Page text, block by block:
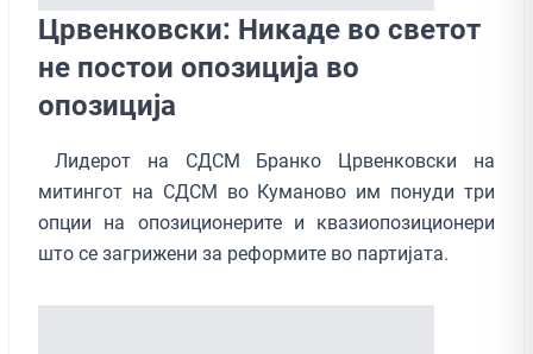
Црвенковски: Никаде во светот
не постои опозиција во
опозиција
Лидерот на СДСМ Бранко Црвенковски на
митингот на СДСМ во Куманово им понуди три
опции на опозиционерите и квазиопозиционери
што се загрижени за реформите во партијата.